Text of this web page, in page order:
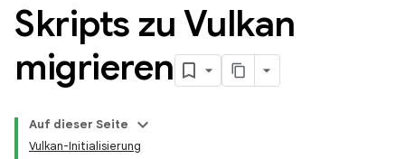
Skripts zu Vulkan
migrieren
Auf dieser Seite
Vulkan-Initialisierung